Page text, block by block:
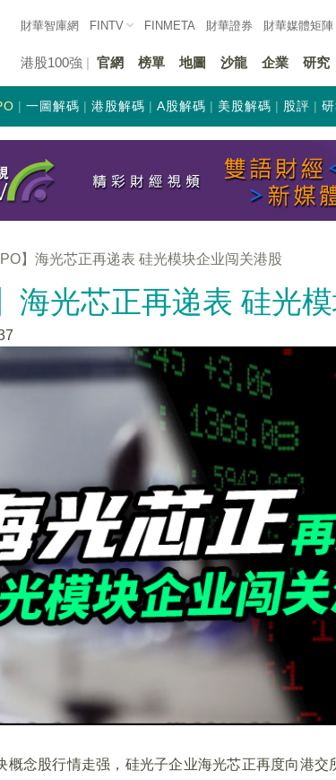
財華智庫網 FINTV FINMETA 財華證券 財華媒體矩陣
港股100強 官網 榜單 地圖 沙龍 企業 研究
一圖解碼 港股解碼 A股解碼 美股解碼 股評
】海光芯正再递表 硅光模块企业闯关港股
海光芯正再递表 硅光
概念股行情走强，硅光子企业海光芯正再度向港交